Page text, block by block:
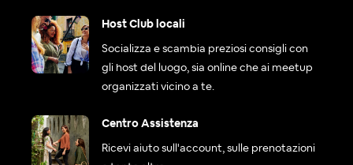
Host Club locali
Socializza e scambia preziosi consigli con
gli host del luogo, sia online che ai meetup
organizzati vicino a te.
Centro Assistenza
Ricevi aiuto sull'account, sulle prenotazioni